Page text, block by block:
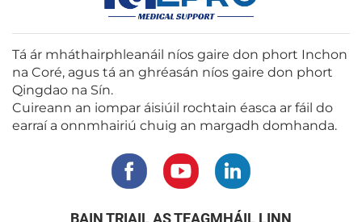
Tá ár mháthairphleanáil níos gaire don phort Inchon
na Coré, agus tá an ghréasán níos gaire don phort
Qingdao na Sín.
Cuireann an iompar áisiúil rochtain éasca ar fáil do
earraí a onnmhairiú chuig an margadh domhanda.